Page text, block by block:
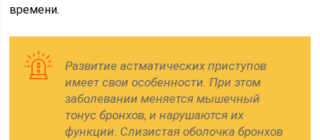
времени.
Развитие астматических приступов
имеет свои особенности. При этом
заболевании меняется мышечный
тонус бронхов, и нарушаются их
функции. Слизистая оболочка бронхов